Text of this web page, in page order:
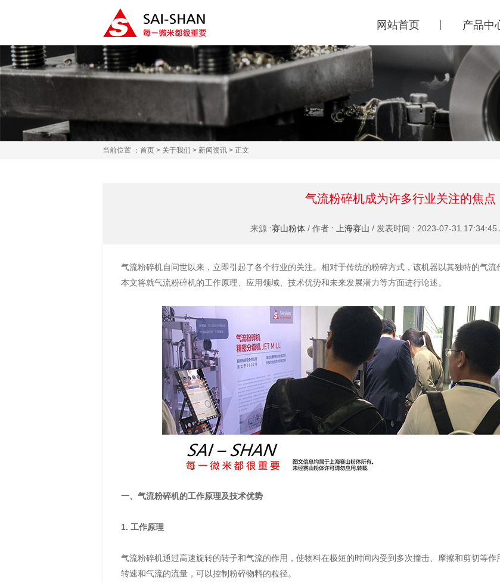
网站首页 产品中
当前位置 ： 首页 > 关于我们 > 新闻资讯 > 正文
气流粉碎机成为许多行业关注的焦点
来源 :赛山粉体 / 作者 : 上海赛山 / 发表时间 : 2023-07-31 17:34:45
气流粉碎机自问世以来，立即引起了各个行业的关注。相对于传统的粉碎方式，该机器以其独特的气流
本文将就气流粉碎机的工作原理、应用领域、技术优势和未来发展潜力等方面进行论述。
一、气流粉碎机的工作原理及技术优势
1. 工作原理
气流粉碎机通过高速旋转的转子和气流的作用，使物料在极短的时间内受到多次撞击、摩擦和剪切等
转速和气流的流量，可以控制粉碎物料的粒径。